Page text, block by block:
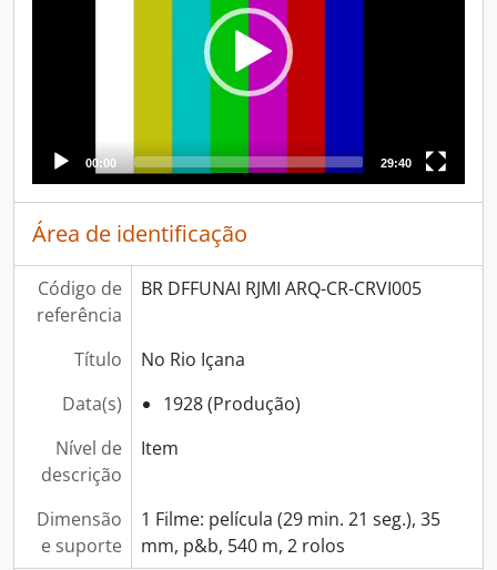
00:00 29:40
Área de identificação
Código de
referência
BR DFFUNAI RJMI ARQ-CR-CRVI005
Título
No Rio Içana
Data(s)
1928 (Produção)
Nível de
descrição
Item
Dimensão
e suporte
1 Filme: película (29 min. 21 seg.), 35
mm, p&b, 540 m, 2 rolos